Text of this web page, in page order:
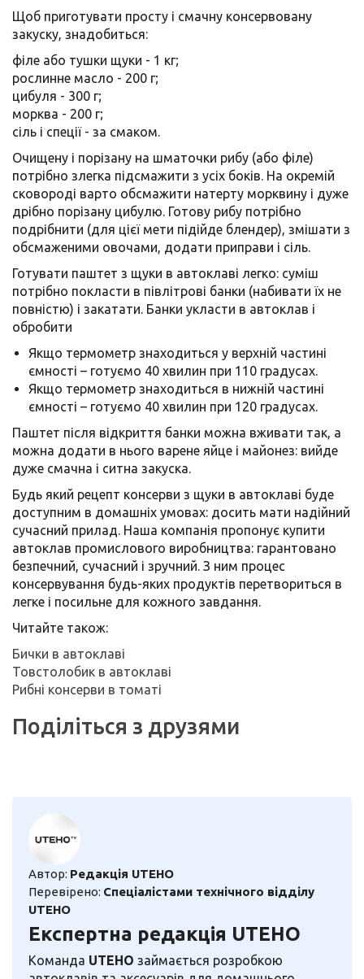
Щоб приготувати просту і смачну консервовану
закуску, знадобиться:
філе або тушки щуки - 1 кг;
рослинне масло - 200 г;
цибуля - 300 г;
морква - 200 г;
сіль і спеції - за смаком.
Очищену і порізану на шматочки рибу (або філе)
потрібно злегка підсмажити з усіх боків. На окремій
сковороді варто обсмажити натерту морквину і дуже
дрібно порізану цибулю. Готову рибу потрібно
подрібнити (для цієї мети підійде блендер), змішати з
обсмаженими овочами, додати приправи і сіль.
Готувати паштет з щуки в автоклаві легко: суміш
потрібно покласти в півлітрові банки (набивати їх не
повністю) і закатати. Банки укласти в автоклав і
обробити
Якщо термометр знаходиться у верхній частині
ємності – готуємо 40 хвилин при 110 градусах.
Якщо термометр знаходиться в нижній частині
ємності – готуємо 40 хвилин при 120 градусах.
Паштет після відкриття банки можна вживати так, а
можна додати в нього варене яйце і майонез: вийде
дуже смачна і ситна закуска.
Будь який рецепт консерви з щуки в автоклаві буде
доступним в домашніх умовах: досить мати надійний
сучасний прилад. Наша компанія пропонує купити
автоклав промислового виробництва: гарантовано
безпечний, сучасний і зручний. З ним процес
консервування будь-яких продуктів перетвориться в
легке і посильне для кожного завдання.
Читайте також:
Бички в автоклаві
Товстолобик в автоклаві
Рибні консерви в томаті
Поділіться з друзями
Автор: Редакція UTEHO
Перевірено: Спеціалістами технічного відділу
UTEHO
Експертна редакція UTEHO
Команда UTEHO займається розробкою